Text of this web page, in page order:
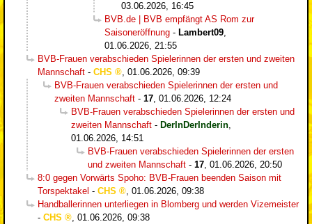
03.06.2026, 16:45
BVB.de | BVB empfängt AS Rom zur
Saisoneröffnung - Lambert09,
01.06.2026, 21:55
BVB-Frauen verabschieden Spielerinnen der ersten und zweiten
Mannschaft - CHS , 01.06.2026, 09:39
BVB-Frauen verabschieden Spielerinnen der ersten und
zweiten Mannschaft - 17, 01.06.2026, 12:24
BVB-Frauen verabschieden Spielerinnen der ersten und
zweiten Mannschaft - DerInDerInderin,
01.06.2026, 14:51
BVB-Frauen verabschieden Spielerinnen der ersten
und zweiten Mannschaft - 17, 01.06.2026, 20:50
8:0 gegen Vorwärts Spoho: BVB-Frauen beenden Saison mit
Torspektakel - CHS , 01.06.2026, 09:38
Handballerinnen unterliegen in Blomberg und werden Vizemeister
- CHS , 01.06.2026, 09:38